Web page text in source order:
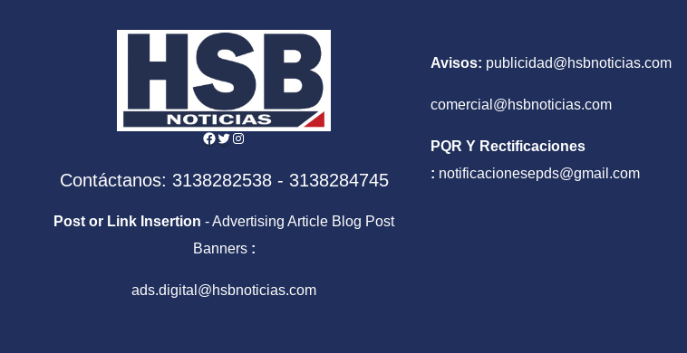
Facebook
Twitter
Instagram
Contáctanos: 3138282538 - 3138284745
Post or Link Insertion - Advertising Article Blog Post
Banners :
ads.digital@hsbnoticias.com
Avisos: publicidad@hsbnoticias.com
comercial@hsbnoticias.com
PQR Y Rectificaciones
: notificacionesepds@gmail.com